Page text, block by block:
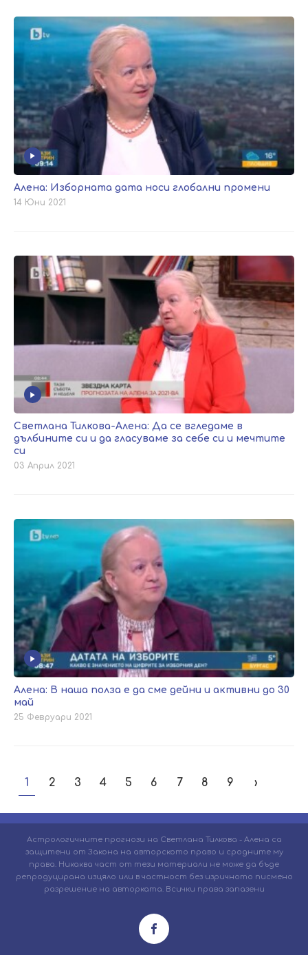
Алена: Изборната дата носи глобални промени
14 Юни 2021
Светлана Тилкова-Алена: Да се вгледаме в
дълбините си и да гласуваме за себе си и мечтите
си
03 Април 2021
Алена: В наша полза е да сме дейни и активни до 30
май
25 Февруари 2021
1 2 3 4 5 6 7 8 9 ›
Астрологичните прогнози на Светлана Тилкова - Алена са
защитени от Закона на авторското право и сродните му
права. Никаква част от тези материали не може да бъде
репродуцирана изцяло или в частност без изричното писмено
разрешение на авторката. Всички права запазени